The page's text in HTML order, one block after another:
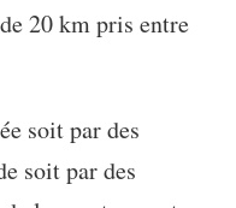
20 km pris entre
soit par des
soit par des